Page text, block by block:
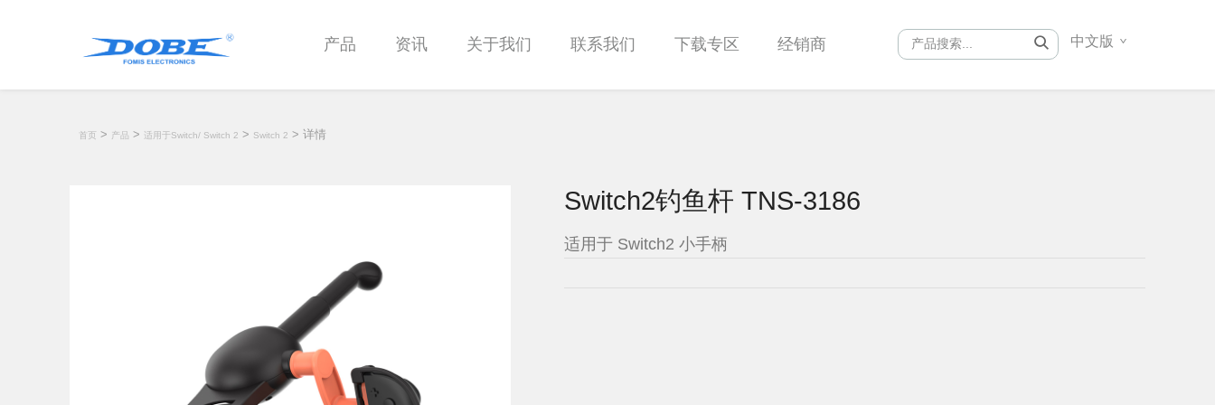
产品 资讯 关于我们 联系我们 下载专区 经销商 中文版
首页 > 产品 > 适用于Switch/ Switch 2 > Switch 2 > 详情
Switch2钓鱼杆 TNS-3186
适用于 Switch2 小手柄